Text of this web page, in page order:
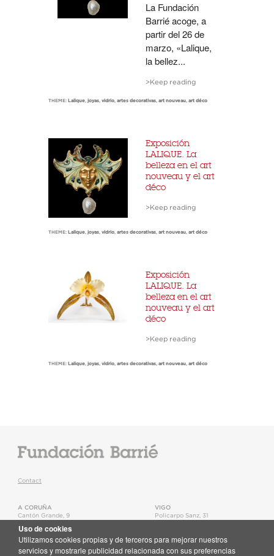
La Fundación
Barrié acoge, a
partir del 26 de
marzo, «Lalique,
la bellez...
>Keep reading
THEME: Lalique, joyas,vidrio,artes decorativas,art nouveau,art déco
Exposición
LALIQUE. La
belleza en el art
nouveau y el art
déco
>Keep reading
THEME: Lalique, joyas,vidrio,artes decorativas,art nouveau,art déco
Exposición
LALIQUE. La
belleza en el art
nouveau y el art
déco
>Keep reading
THEME: Lalique, joyas,vidrio,artes decorativas,art nouveau,art déco
Contact
A CORUÑA
Cantón Grande, 9
T.+34 981 22 15 25
Map
VIGO
Policarpo Sanz, 31
Map
Uso de cookies
Utilizamos cookies propias y de terceros para mejorar nuestros
servicios y mostrarle publicidad relacionada con sus preferencias